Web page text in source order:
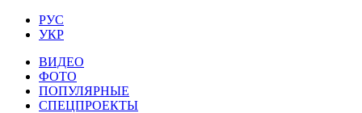
РУС
УКР
ВИДЕО
ФОТО
ПОПУЛЯРНЫЕ
СПЕЦПРОЕКТЫ